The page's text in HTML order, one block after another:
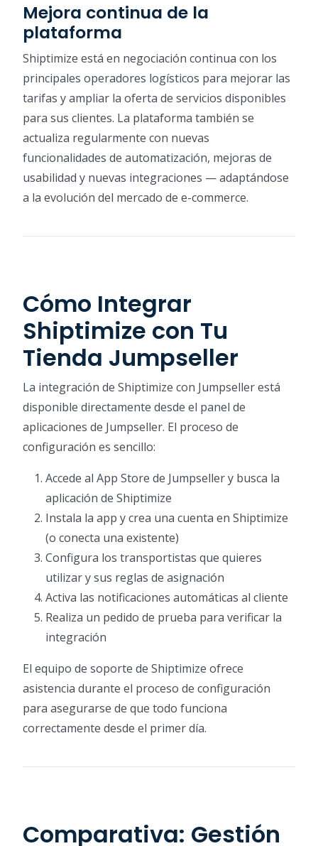
Mejora continua de la
plataforma
Shiptimize está en negociación continua con los
principales operadores logísticos para mejorar las
tarifas y ampliar la oferta de servicios disponibles
para sus clientes. La plataforma también se
actualiza regularmente con nuevas
funcionalidades de automatización, mejoras de
usabilidad y nuevas integraciones — adaptándose
a la evolución del mercado de e-commerce.
Cómo Integrar
Shiptimize con Tu
Tienda Jumpseller
La integración de Shiptimize con Jumpseller está
disponible directamente desde el panel de
aplicaciones de Jumpseller. El proceso de
configuración es sencillo:
Accede al App Store de Jumpseller y busca la
aplicación de Shiptimize
Instala la app y crea una cuenta en Shiptimize
(o conecta una existente)
Configura los transportistas que quieres
utilizar y sus reglas de asignación
Activa las notificaciones automáticas al cliente
Realiza un pedido de prueba para verificar la
integración
El equipo de soporte de Shiptimize ofrece
asistencia durante el proceso de configuración
para asegurarse de que todo funciona
correctamente desde el primer día.
Comparativa: Gestión